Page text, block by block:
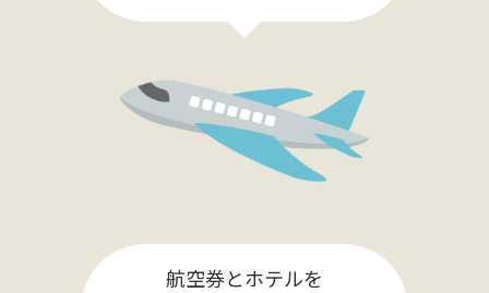
航空券とホテルを